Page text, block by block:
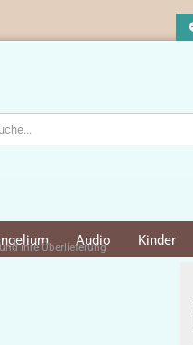
Audio Kinder
ihre Überlieferung